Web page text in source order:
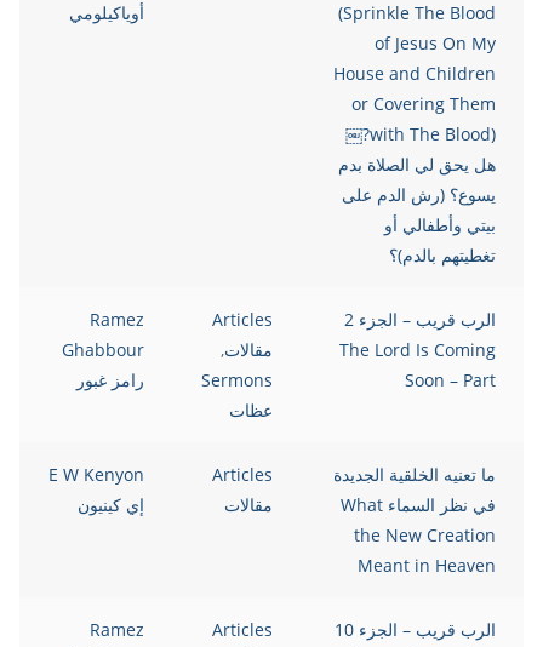
(Sprinkle The Blood
of Jesus On My
House and Children
or Covering Them
with The Blood)?￼
هل يحق لي الصلاة بدم
يسوع؟ (رش الدم على
بيتي وأطفالي أو
تغطيتهم بالدم)؟
أوياكيلومي
الرب قريب – الجزء 2
The Lord Is Coming
Soon – Part
Articles
مقالات,
Sermons
عظات
Ramez
Ghabbour
رامز غبور
ما تعنيه الخلقية الجديدة
في نظر السماء What
the New Creation
Meant in Heaven
Articles
مقالات
E W Kenyon
إي كينيون
الرب قريب – الجزء 10
Articles
Ramez